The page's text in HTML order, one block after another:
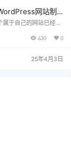
网站制
于自己的网站已经成
网站需要高昂的成本，
而且无需复杂的编程
何免费制作WordPres
430 0
25年4月3日